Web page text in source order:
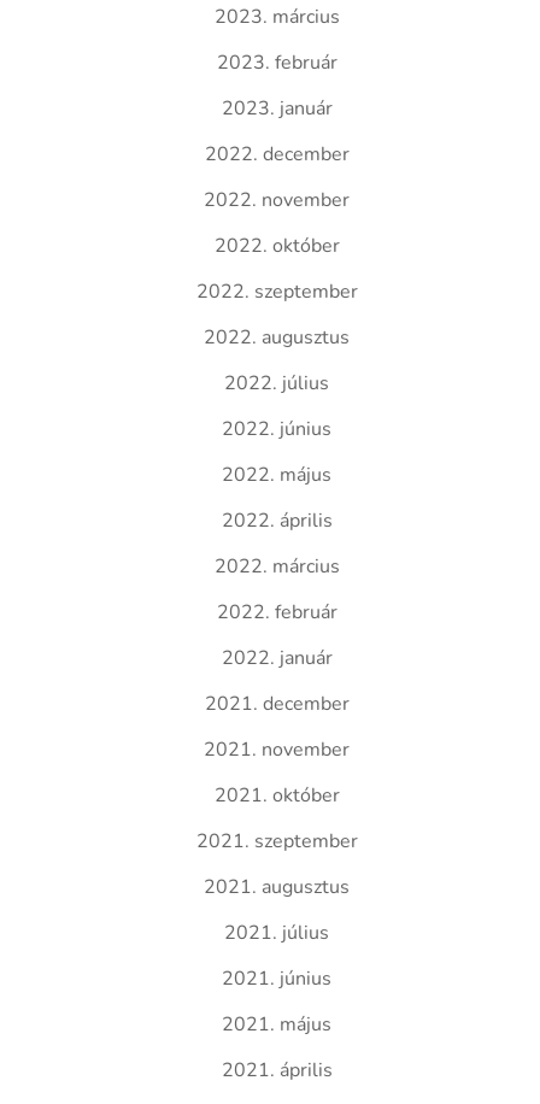
2023. március
2023. február
2023. január
2022. december
2022. november
2022. október
2022. szeptember
2022. augusztus
2022. július
2022. június
2022. május
2022. április
2022. március
2022. február
2022. január
2021. december
2021. november
2021. október
2021. szeptember
2021. augusztus
2021. július
2021. június
2021. május
2021. április